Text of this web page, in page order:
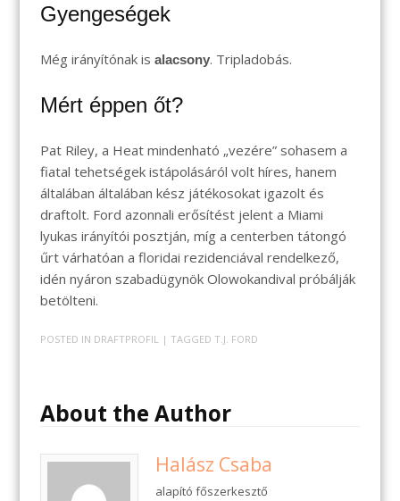
Gyengeségek
Még irányítónak is alacsony. Tripladobás.
Mért éppen őt?
Pat Riley, a Heat mindenható „vezére” sohasem a
fiatal tehetségek istápolásáról volt híres, hanem
általában általában kész játékosokat igazolt és
draftolt. Ford azonnali erősítést jelent a Miami
lyukas irányítói posztján, míg a centerben tátongó
űrt várhatóan a floridai rezidenciával rendelkező,
idén nyáron szabadügynök Olowokandival próbálják
betölteni.
POSTED IN DRAFTPROFIL | TAGGED T.J. FORD
About the Author
Halász Csaba
alapító főszerkesztő